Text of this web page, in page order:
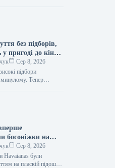
без підборів,
у пригоді до кінця
Сер 8, 2026
підбори
Тепер
від балеток до
жінки…
босоніжки на
це
взуття 2027
Сер 8, 2026
Havaianas були
на пласкій підошві.